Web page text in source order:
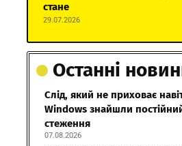
стане
29.07.2026
Останні
Слід, який не приховає
Windows знайшли
стеження
07.08.2026